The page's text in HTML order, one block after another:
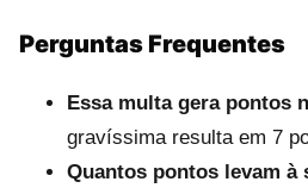
Perguntas Frequentes
Essa multa gera pontos
gravíssima resulta em 7
Quantos pontos levam à